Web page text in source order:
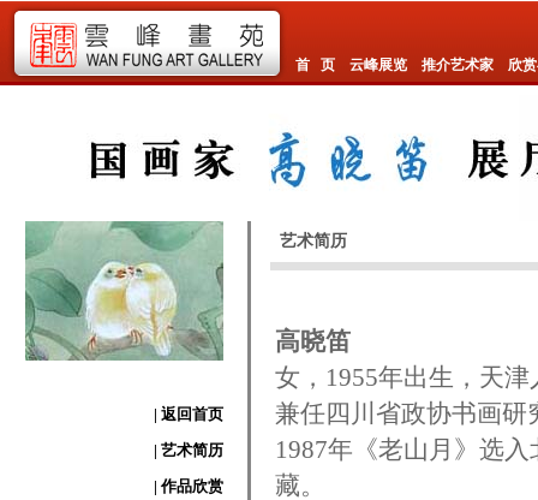
首 页 云峰展览 推介艺术家 欣
| 返回首页
| 艺术简历
| 作品欣赏
艺术简历
高晓笛
女，1955年出生，天
兼任四川省政协书画研
1987年《老山月》选
藏。